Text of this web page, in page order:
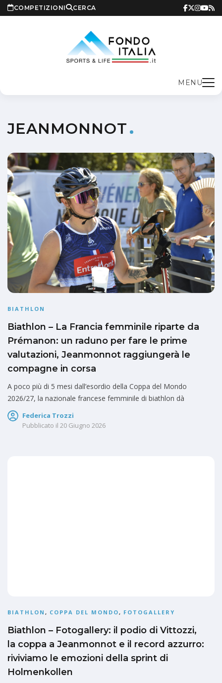
COMPETIZIONI CERCA
MENU
JEANMONNOT
BIATHLON
Biathlon – La Francia femminile riparte da
Prémanon: un raduno per fare le prime
valutazioni, Jeanmonnot raggiungerà le
compagne in corsa
A poco più di 5 mesi dall’esordio della Coppa del Mondo
2026/27, la nazionale francese femminile di biathlon dà
Federica Trozzi
Pubblicato il 20 Giugno 2026
BIATHLON , COPPA DEL MONDO, FOTOGALLERY
Biathlon – Fotogallery: il podio di Vittozzi,
la coppa a Jeanmonnot e il record azzurro:
riviviamo le emozioni della sprint di
Holmenkollen